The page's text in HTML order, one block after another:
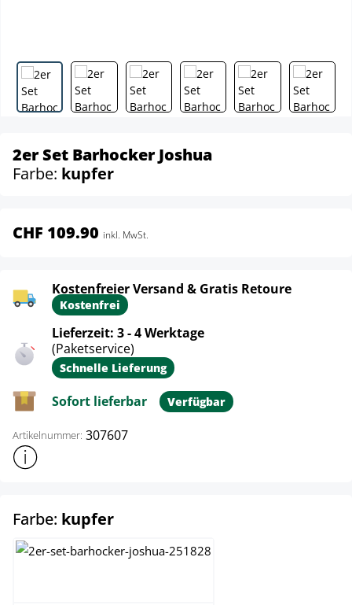
2er Set Barhocker Joshua
Farbe: kupfer
CHF 109.90 inkl. MwSt.
Kostenfreier Versand & Gratis Retoure
Kostenfrei
Lieferzeit: 3 - 4 Werktage
(Paketservice)
Schnelle Lieferung
Sofort lieferbar Verfügbar
Artikelnummer: 307607
Weitere Produktinformationen anzeigen
Farbe: kupferauswählen